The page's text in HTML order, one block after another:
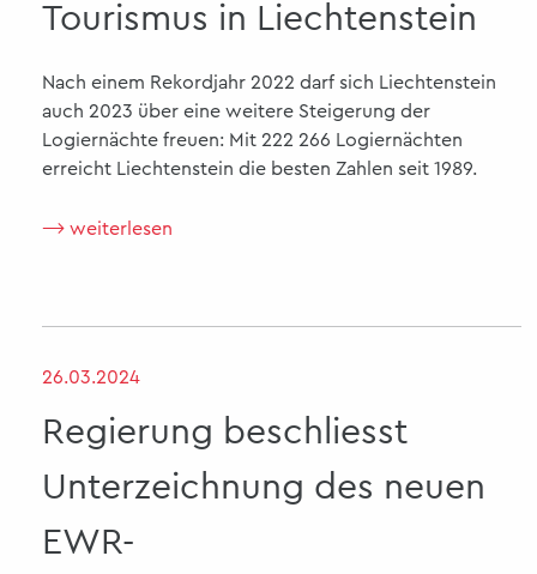
Tourismus in Liechtenstein
Nach einem Rekordjahr 2022 darf sich Liechtenstein
auch 2023 über eine weitere Steigerung der
Logiernächte freuen: Mit 222 266 Logiernächten
erreicht Liechtenstein die besten Zahlen seit 1989.
⟶ weiterlesen
26.03.2024
Regierung beschliesst
Unterzeichnung des neuen
EWR-